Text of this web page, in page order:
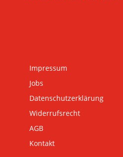
Impressum
Jobs
Datenschutzerklärung
Widerrufsrecht
AGB
Kontakt